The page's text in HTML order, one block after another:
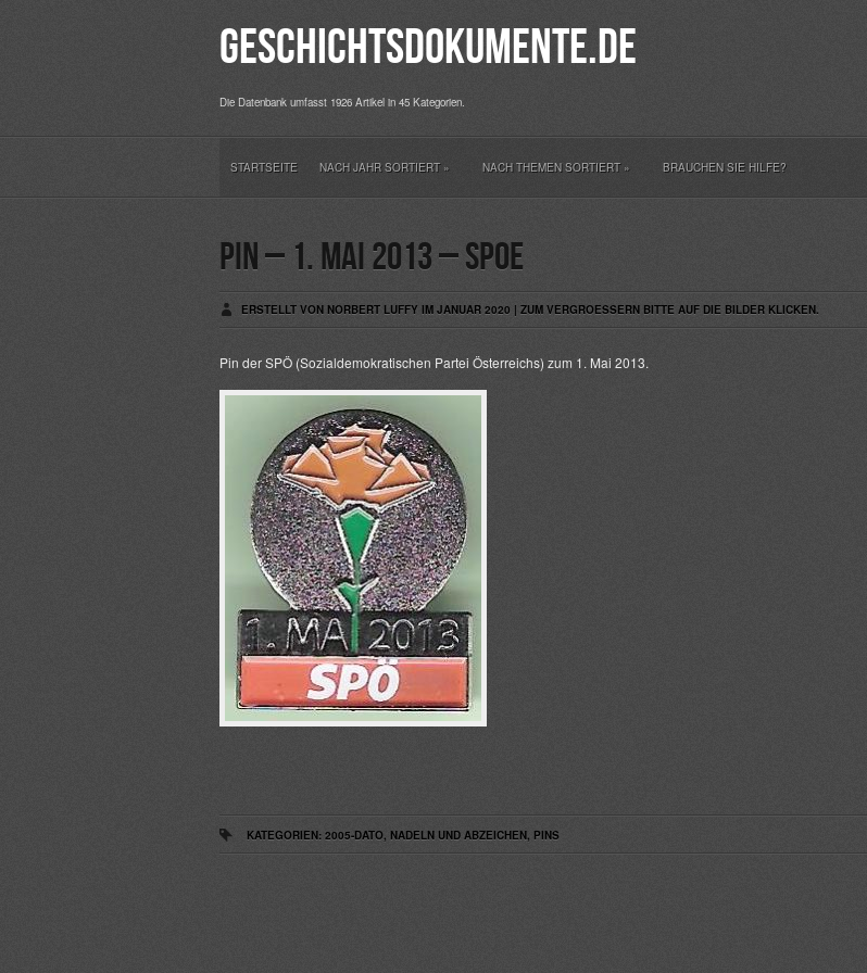
Geschichtsdokumente.de
Die Datenbank umfasst 1926 Artikel in 45 Kategorien.
STARTSEITE NACH JAHR SORTIERT» NACH THEMEN SORTIERT» BRAUCHEN SIE HILFE?
Pin – 1. Mai 2013 – SPOE
ERSTELLT VON NORBERT LUFFY IM JANUAR 2020 | ZUM VERGROESSERN BITTE AUF DIE BILDER KLICKEN.
Pin der SPÖ (Sozialdemokratischen Partei Österreichs) zum 1. Mai 2013.
KATEGORIEN: 2005-DATO, NADELN UND ABZEICHEN, PINS